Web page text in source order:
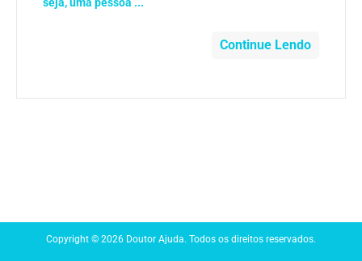
Continue Lendo
Copyright © 2026 Doutor Ajuda. Todos os direitos reservados.